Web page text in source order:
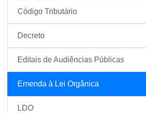
Código Tributário
Decreto
Editais de Audiências Públicas
Emenda à Lei Orgânica
LDO